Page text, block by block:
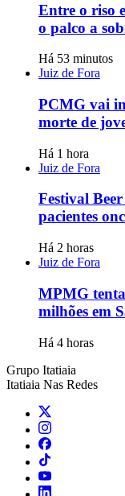
Entre o riso
o palco a
Há 53 minutos
Juiz de Fora
PCMG vai
morte de
Há 1 hora
Juiz de Fora
Festival
pacientes
Há 2 horas
Juiz de Fora
MPMG tenta
milhões em
Há 4 horas
Grupo Itatiaia
Itatiaia Nas Redes